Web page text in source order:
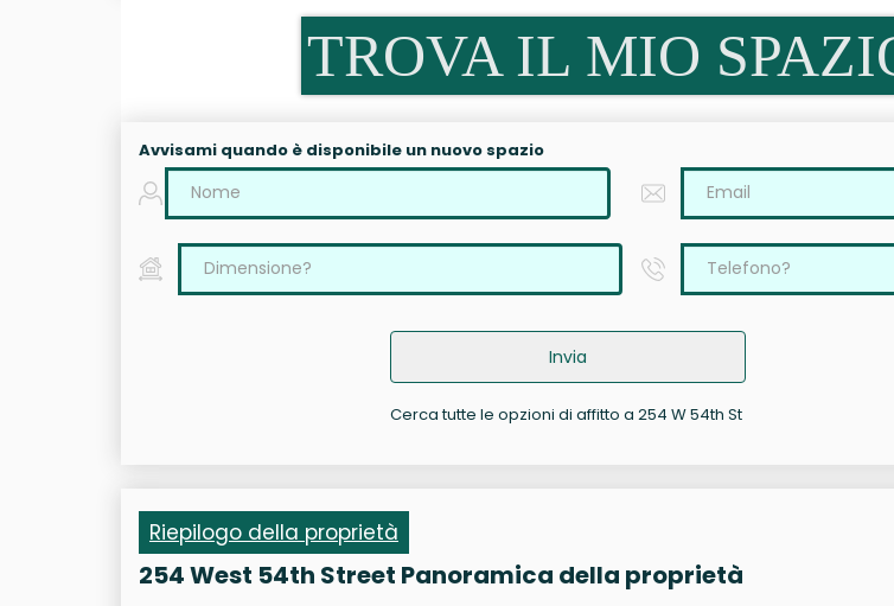
TROVA IL MIO
Avvisami quando è disponibile un nuovo spazio
Invia
Cerca tutte le opzioni di affitto a 254 W 54th St
Riepilogo della proprietà
254 West 54th Street Panoramica della proprietà